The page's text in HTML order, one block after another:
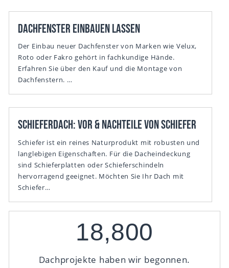
Dachfenster einbauen lassen
Der Einbau neuer Dachfenster von Marken wie Velux,
Roto oder Fakro gehört in fachkundige Hände.
Erfahren Sie über den Kauf und die Montage von
Dachfenstern. …
Schieferdach: Vor & Nachteile von Schiefer
Schiefer ist ein reines Naturprodukt mit robusten und
langlebigen Eigenschaften. Für die Dacheindeckung
sind Schieferplatten oder Schieferschindeln
hervorragend geeignet. Möchten Sie Ihr Dach mit
Schiefer…
18,800
Dachprojekte haben wir begonnen.